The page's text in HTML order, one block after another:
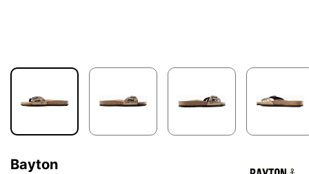
Bayton